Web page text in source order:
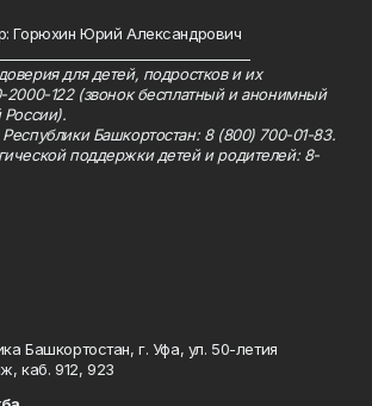
Горюхин Юрий Александрович
для детей, подростков и их
2000-122 (звонок бесплатный и анонимный
России).
Башкортостан: 8 (800) 700-01-83.
поддержки детей и родителей: 8-
Башкортостан, г. Уфа, ул. 50-летия
каб. 912, 923